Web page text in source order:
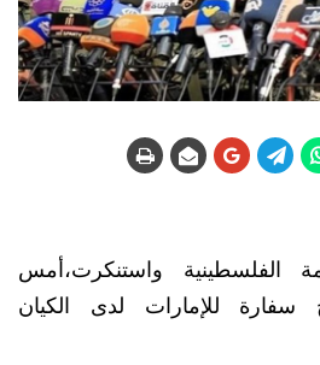
الفلسطينية واستنكرت،أمس
سفارة للإمارات لدى الكيان